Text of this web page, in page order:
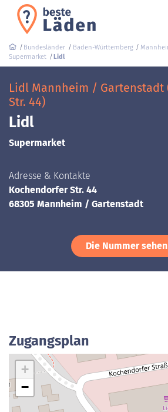
Bundesländer Baden-Württemberg
Supermarket
Lidl
Lidl Mannheim /
Str. 44)
Lidl
Supermarket
Adresse & Kontakte
Kochendorfer Str. 44
68305 Mannheim / Gartenstadt
Die Nummer sehen
Zugangsplan
+
−